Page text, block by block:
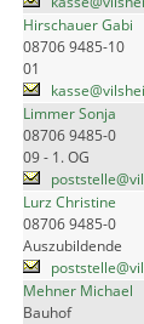
Hirschauer Gabi
08706 9485-10
01
Limmer Sonja
08706 9485-0
09 - 1. OG
Lurz Christine
08706 9485-0
Auszubildende
Mehner Michael
Bauhof